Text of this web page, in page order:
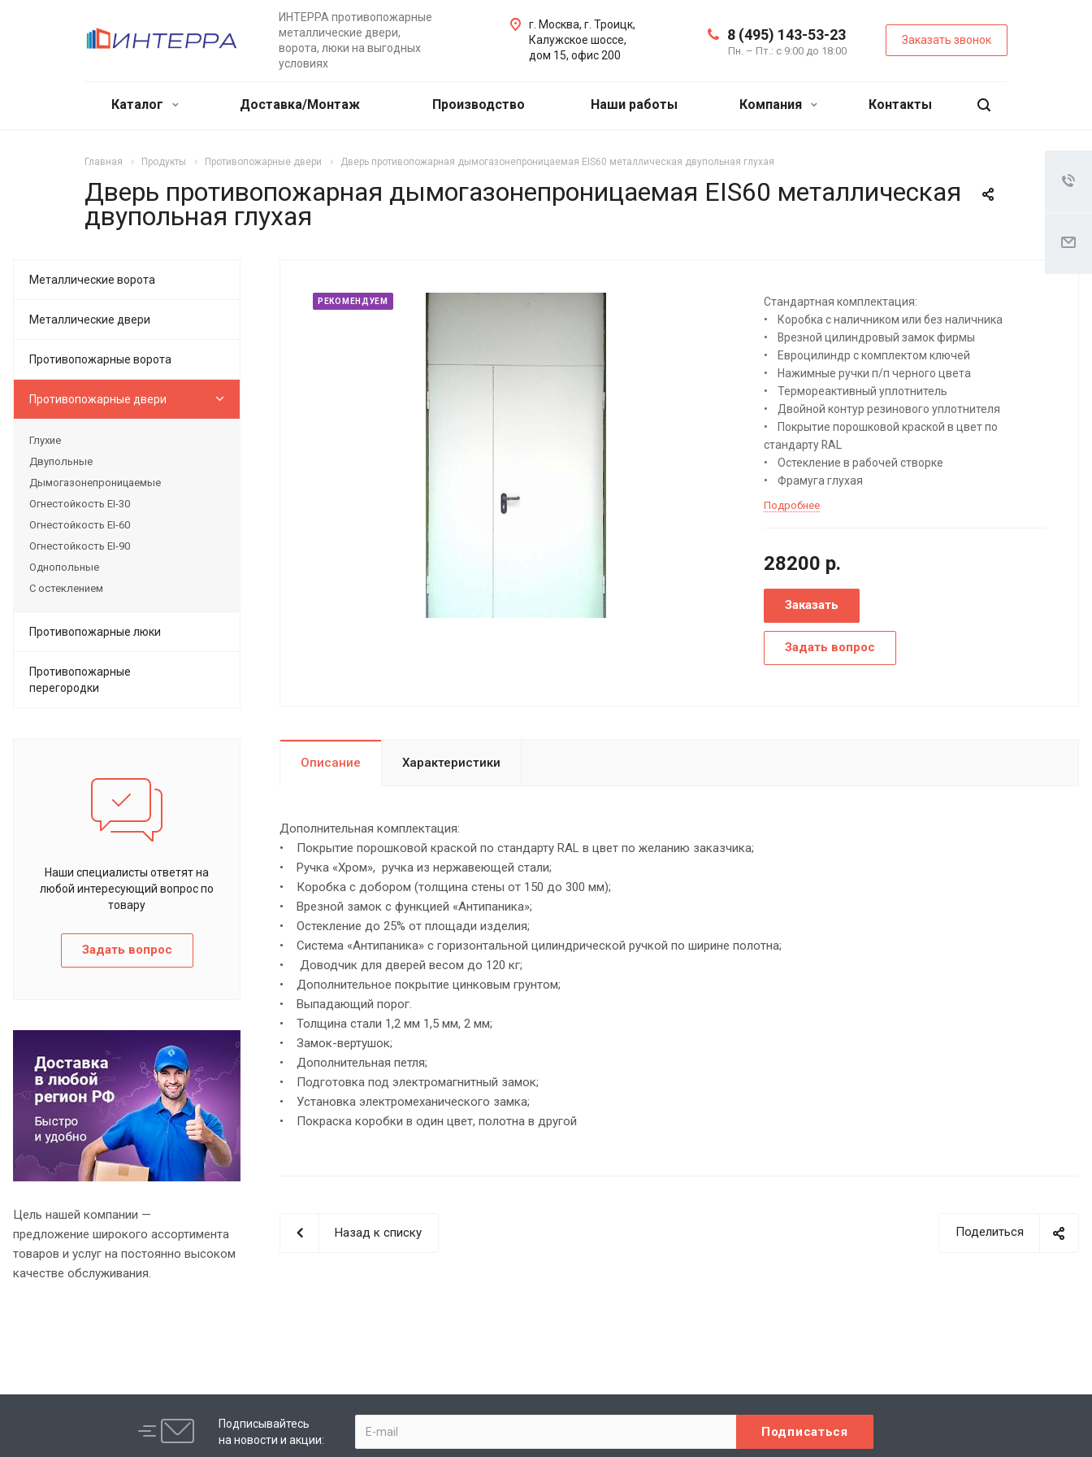
ИНТЕРРА противопожарные
металлические двери,
ворота, люки на выгодных
условиях
8 (495) 143-53-23
Пн. – Пт.: с 9:00 до 18:00
Заказать звонок
г. Москва, г. Троицк,
Калужское шоссе,
дом 15, офис 200
Каталог Доставка/Монтаж Производство Наши работы Компания Контакты
Главная Продукты Противопожарные двери Дверь противопожарная дымогазонепроницаемая EIS60 металлическая двупольная глухая
Дверь противопожарная дымогазонепроницаемая EIS60 металлическая
двупольная глухая
РЕКОМЕНДУЕМ
Стандартная комплектация:
• Коробка с наличником или без наличника
• Врезной цилиндровый замок фирмы
• Евроцилиндр с комплектом ключей
• Нажимные ручки п/п черного цвета
• Термореактивный уплотнитель
• Двойной контур резинового уплотнителя
• Покрытие порошковой краской в цвет по
стандарту RAL
• Остекление в рабочей створке
• Фрамуга глухая
Подробнее
28200 р.
Заказать
Задать вопрос
Описание Характеристики
Дополнительная комплектация:
• Покрытие порошковой краской по стандарту RAL в цвет по желанию заказчика;
• Ручка «Хром», ручка из нержавеющей стали;
• Коробка с добором (толщина стены от 150 до 300 мм);
• Врезной замок с функцией «Антипаника»;
• Остекление до 25% от площади изделия;
• Система «Антипаника» с горизонтальной цилиндрической ручкой по ширине полотна;
• Доводчик для дверей весом до 120 кг;
• Дополнительное покрытие цинковым грунтом;
• Выпадающий порог.
• Толщина стали 1,2 мм 1,5 мм, 2 мм;
• Замок-вертушок;
• Дополнительная петля;
• Подготовка под электромагнитный замок;
• Установка электромеханического замка;
• Покраска коробки в один цвет, полотна в другой
Поделиться
Назад к списку
Металлические ворота
Металлические двери
Противопожарные ворота
Противопожарные двери
Глухие
Двупольные
Дымогазонепроницаемые
Огнестойкость EI-30
Огнестойкость EI-60
Огнестойкость EI-90
Однопольные
С остеклением
Противопожарные люки
Противопожарные
перегородки
Наши специалисты ответят на
любой интересующий вопрос по
товару
Задать вопрос
Цель нашей компании —
предложение широкого ассортимента
товаров и услуг на постоянно высоком
качестве обслуживания.
Подписывайтесь
на новости и акции: